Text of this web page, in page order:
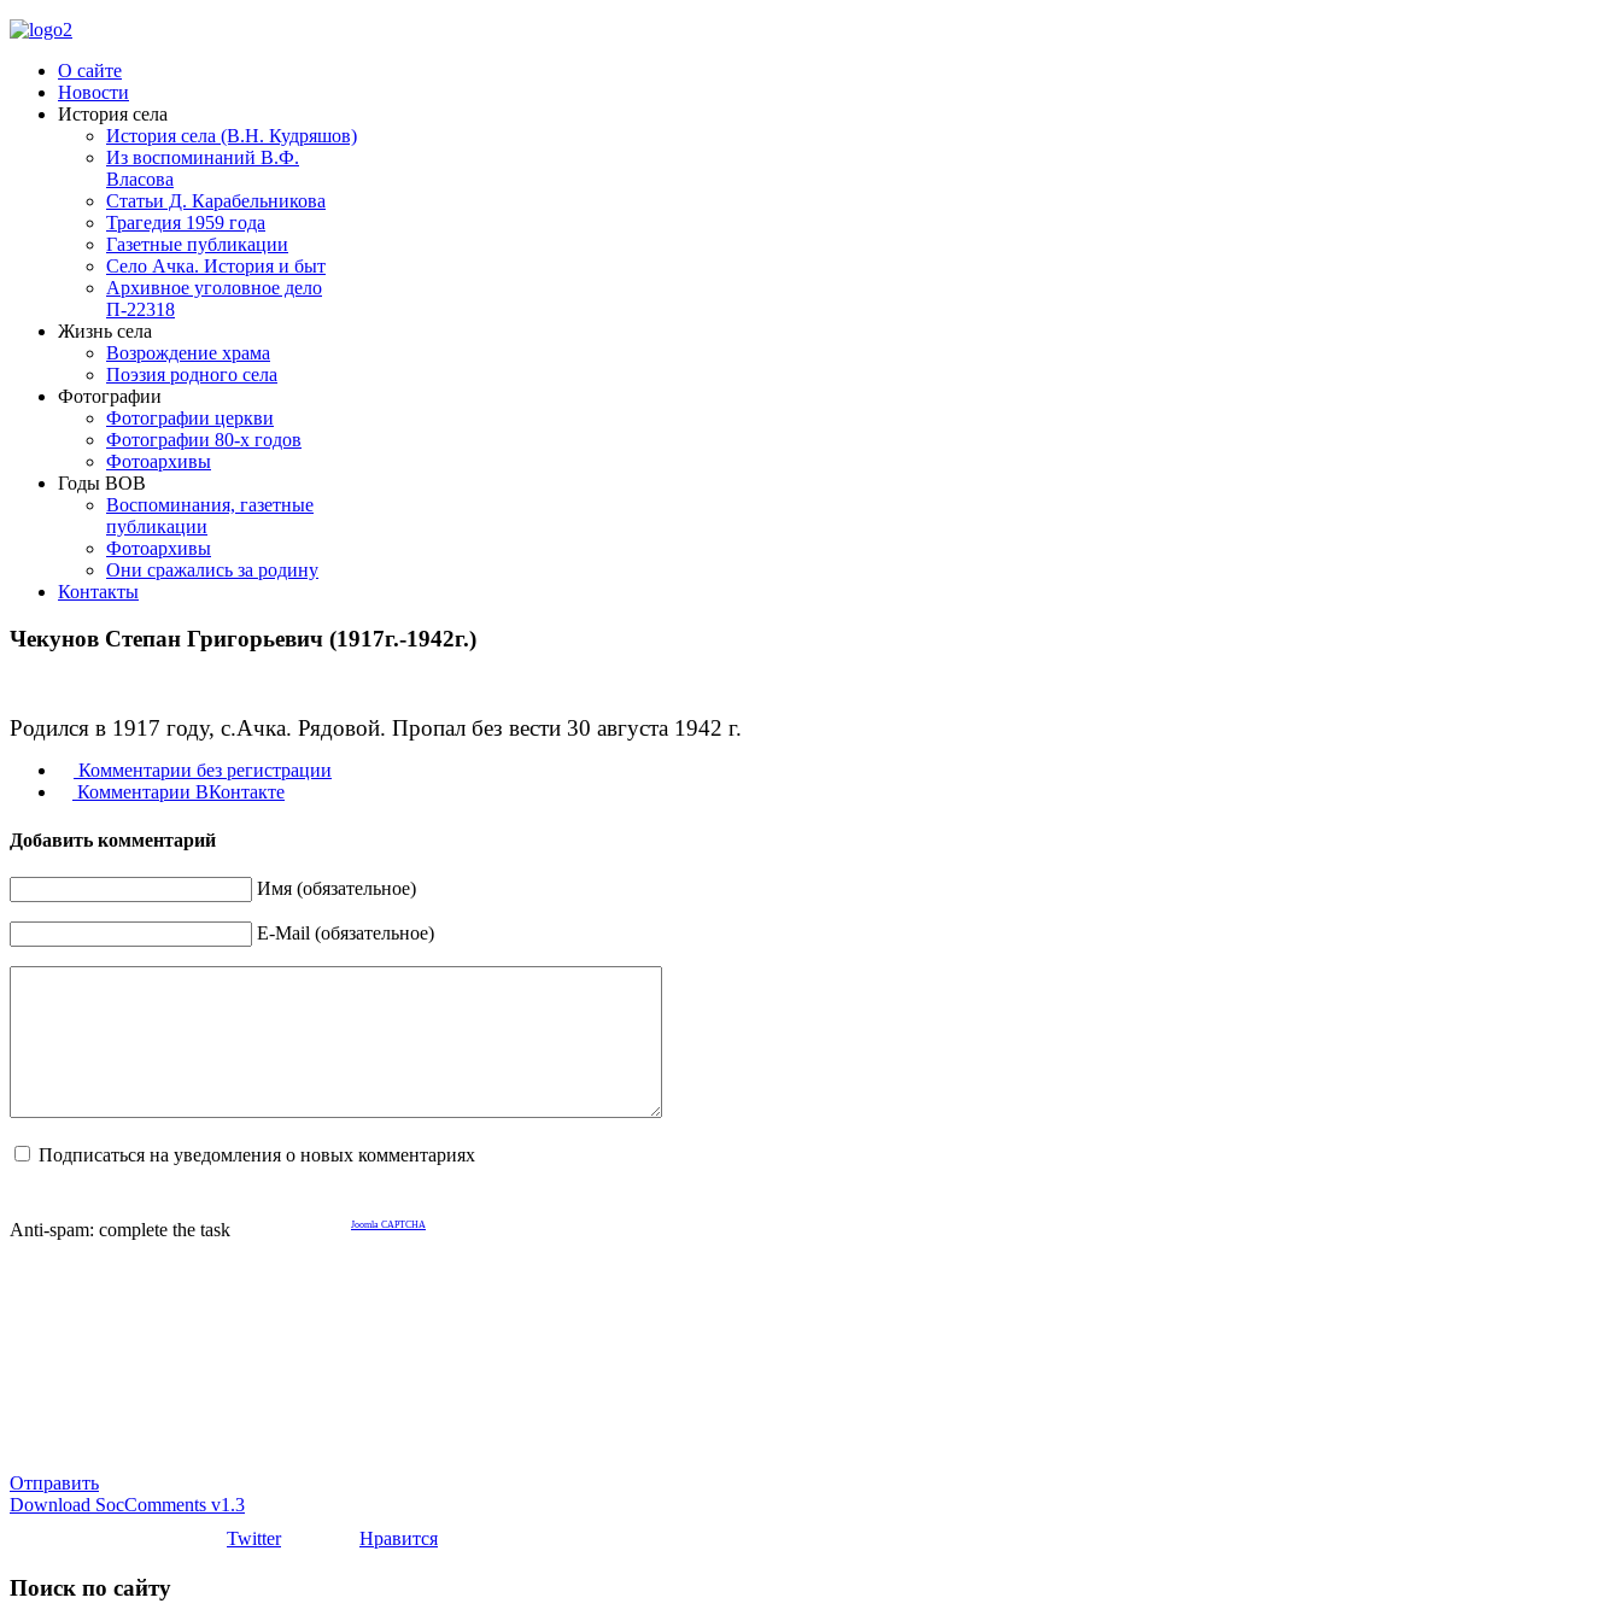
О сайте
Новости
История села
История села (В.Н. Кудряшов)
Из воспоминаний В.Ф.
Власова
Статьи Д. Карабельникова
Трагедия 1959 года
Газетные публикации
Село Ачка. История и быт
Архивное уголовное дело
П-22318
Жизнь села
Возрождение храма
Поэзия родного села
Фотографии
Фотографии церкви
Фотографии 80-х годов
Фотоархивы
Годы ВОВ
Воспоминания, газетные
публикации
Фотоархивы
Они сражались за родину
Контакты
Чекунов Степан Григорьевич (1917г.-1942г.)
Родился в 1917 году, с.Ачка. Рядовой. Пропал без вести 30 августа 1942 г.
Комментарии без регистрации
Комментарии ВКонтакте
Добавить комментарий
Имя (обязательное)
E-Mail (обязательное)
Подписаться на уведомления о новых комментариях
Anti-spam: complete the task Joomla CAPTCHA
Отправить
Download SocComments v1.3
Twitter
Нравится
Поиск по сайту